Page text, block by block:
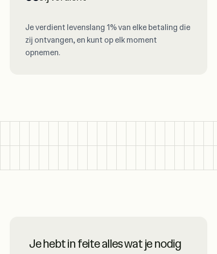
Je verdient levenslang 1% van elke betaling die
zij ontvangen, en kunt op elk moment
opnemen.
Ruul staat synoniem voor
Je hebt in feite alles wat je nodig